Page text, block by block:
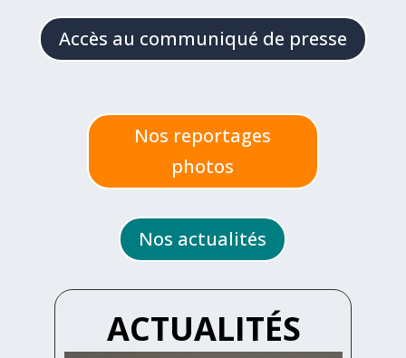
Accès au communiqué de presse
Nos reportages
photos
Nos actualités
ACTUALITÉS